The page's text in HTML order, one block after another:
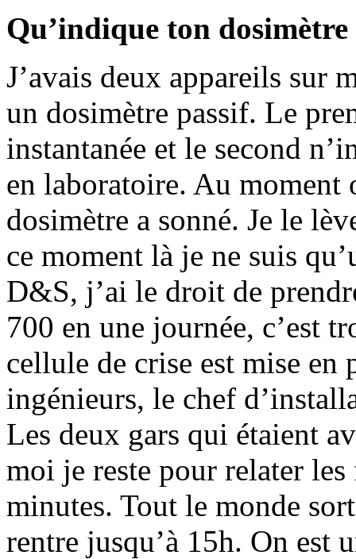
Qu’indique ton
J’avais deux appareils sur
un dosimètre passif. Le
instantanée et le second
en laboratoire. Au moment
dosimètre a sonné. Je le
ce moment là je ne suis
D&S, j’ai le droit de
700 en une journée, c’est
cellule de crise est mise en
ingénieurs, le chef
Les deux gars qui étaient
moi je reste pour relater
minutes. Tout le monde
rentre jusqu’à 15h. On est